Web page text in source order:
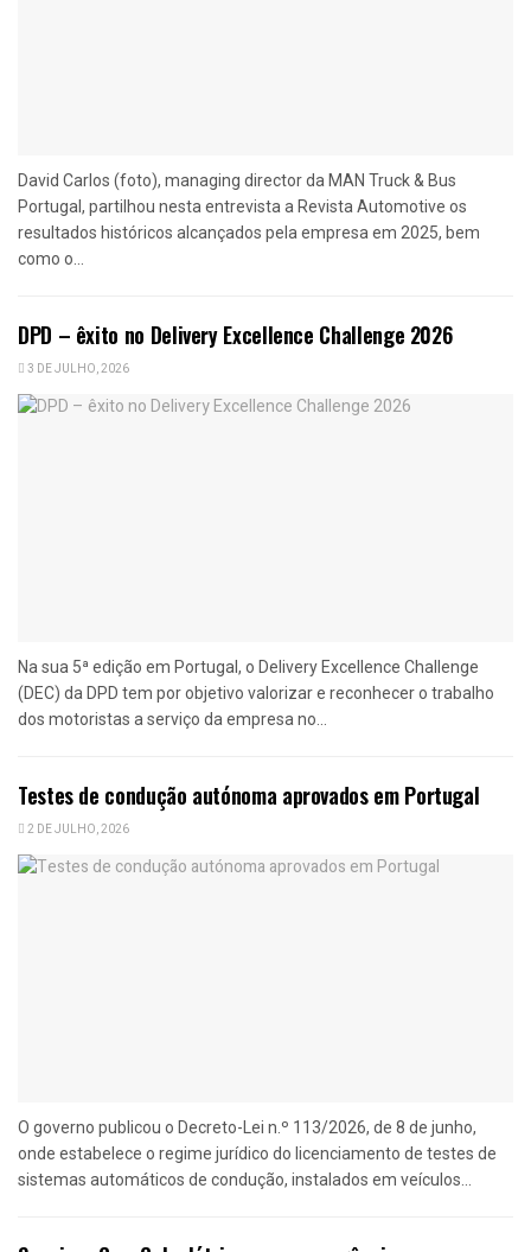
David Carlos (foto), managing director da MAN Truck & Bus
Portugal, partilhou nesta entrevista a Revista Automotive os
resultados históricos alcançados pela empresa em 2025, bem
como o...
DPD – êxito no Delivery Excellence Challenge 2026
3 DE JULHO, 2026
Na sua 5ª edição em Portugal, o Delivery Excellence Challenge
(DEC) da DPD tem por objetivo valorizar e reconhecer o trabalho
dos motoristas a serviço da empresa no...
Testes de condução autónoma aprovados em Portugal
2 DE JULHO, 2026
O governo publicou o Decreto-Lei n.º 113/2026, de 8 de junho,
onde estabelece o regime jurídico do licenciamento de testes de
sistemas automáticos de condução, instalados em veículos...